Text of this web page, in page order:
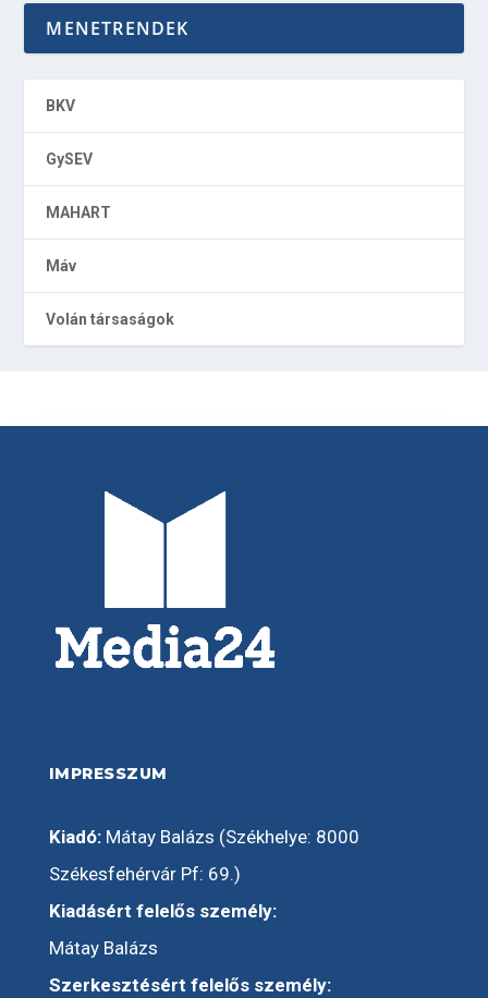
MENETRENDEK
BKV
GySEV
MAHART
Máv
Volán társaságok
IMPRESSZUM
Kiadó:Mátay Balázs (Székhelye: 8000
Székesfehérvár Pf: 69.)
Kiadásért felelős személy:
Mátay Balázs
Szerkesztésért felelős személy: